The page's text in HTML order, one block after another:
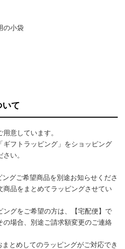
の小袋
いて
意しています。
ギフトラッピング」をショッピング
い。
グご希望商品を別途お知らせくださ
商品をまとめてラッピングさせてい
グをご希望の方は、【宅配便】で
の場合、別途ご請求額変更のご連絡
とめしてのラッピングがご対応でき